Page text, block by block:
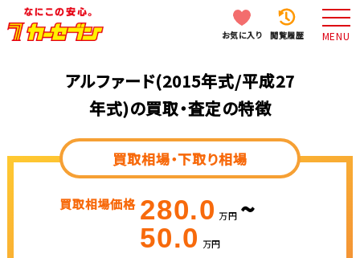
お気に入り 閲覧履歴 MENU
アルファード(2015年式/平成27
年式)の買取・査定の特徴
買取相場・下取り相場
買取相場価格 280.0 万円 ~
50.0 万円